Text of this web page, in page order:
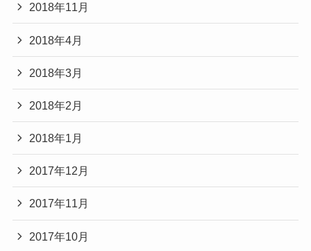
2018年11月
2018年4月
2018年3月
2018年2月
2018年1月
2017年12月
2017年11月
2017年10月